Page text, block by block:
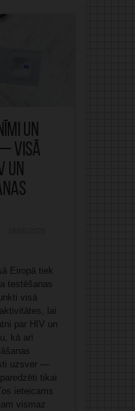
un
visā
un
Eiropā tiek
testēšanas
visā
lai
par HIV un
kā arī
uzsver —
tikai
ieteicams
vismaz